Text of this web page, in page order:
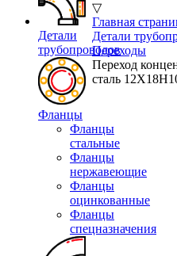
Детали
трубопроводов
Фланцы
Фланцы
стальные
Фланцы
нержавеющие
Фланцы
оцинкованные
Фланцы
спецназначения
▽
Главная
Детали
Переходы
Переход
сталь